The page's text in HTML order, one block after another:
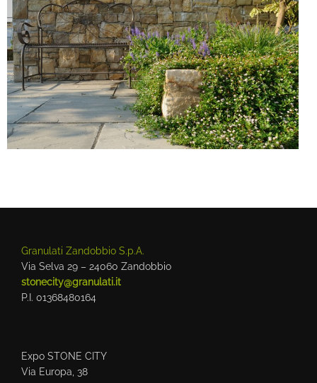
Granulati Zandobbio S.p.A.
Via Selva 29 – 24060 Zandobbio
stonecity@granulati.it
P.I. 01368480164
Expo STONE CITY
Via Europa, 38